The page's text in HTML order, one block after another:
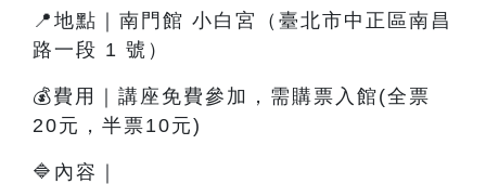
📍地點｜南門館 小白宮（臺北市中正區南昌
路一段 1 號）
💰費用｜講座免費參加，需購票入館(全票
20元，半票10元)
🔷內容 ｜